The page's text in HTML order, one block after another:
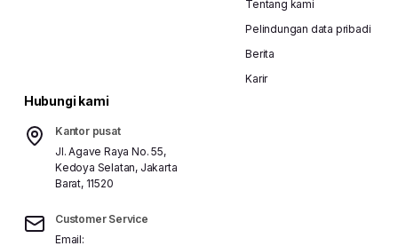
Tentang kami
Pelindungan data pribadi
Berita
Karir
Hubungi kami
Kantor pusat
Jl. Agave Raya No. 55,
Kedoya Selatan, Jakarta
Barat, 11520
Customer Service
Email: